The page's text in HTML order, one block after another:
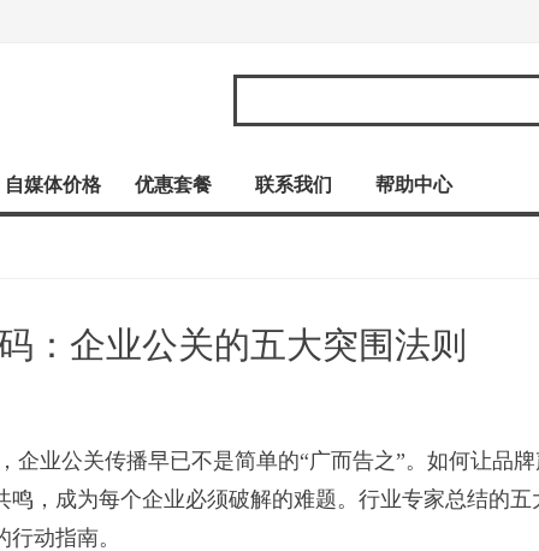
自媒体价格 优惠套餐 联系我们 帮助中心
：企业公关的五大突围法则
企业公关传播早已不是简单的“广而告之”。如何让品
，成为每个企业必须破解的难题。行业专家总结的五
动指南。